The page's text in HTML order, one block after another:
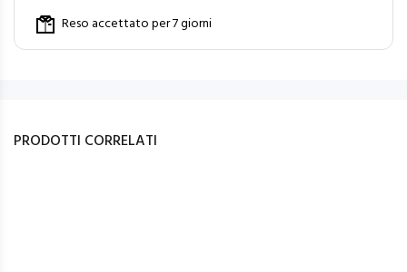
Reso accettato per 7 giorni
PRODOTTI CORRELATI